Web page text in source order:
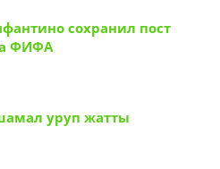
сохранил пост
ФИФА
уруп жатты